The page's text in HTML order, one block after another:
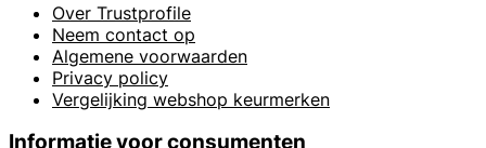
Over Trustprofile
Neem contact op
Algemene voorwaarden
Privacy policy
Vergelijking webshop keurmerken
Informatie voor consumenten